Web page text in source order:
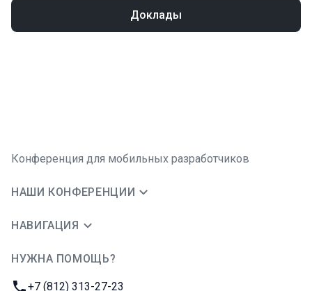
Доклады
Конференция для мобильных разработчиков
НАШИ КОНФЕРЕНЦИИ
НАВИГАЦИЯ
НУЖНА ПОМОЩЬ?
Телефон:
+7 (812) 313-27-23